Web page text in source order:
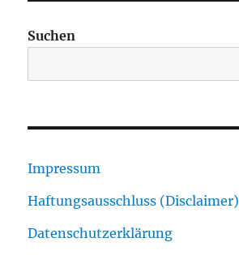
Suchen
Impressum
Haftungsausschluss (Disclaimer)
Datenschutzerklärung